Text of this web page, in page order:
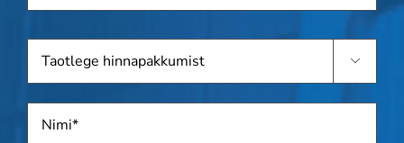
hinnapakkumist

Nimi *